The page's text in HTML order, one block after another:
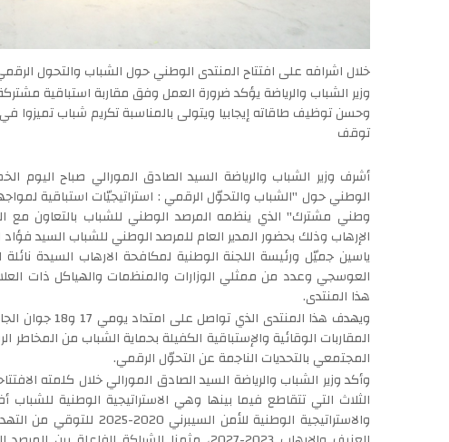
خلال اشرافه على افتتاح المنتدى الوطني حول الشباب والتحول
وزير الشباب والرياضة يؤكد ضرورة العمل وفق مقاربة استباقية
توقف
الوطني حول "الشباب والتحوّل الرقمي : استراتيجيّات استباقية
وطني مشترك" الذي ينظمه المرصد الوطني للشباب بالتعاون مع
الإرهاب وذلك بحضور المدير العام للمرصد الوطني للشباب السيد فؤاد
ياسين جميّل ورئيسة اللجنة الوطنية لمكافحة الارهاب السيدة
العوسجي وعدد من ممثلي الوزارات والمنظمات والهياكل ذات
هذا المنتدى.
ويهدف هذا
المقاربات الوقائية والإستباقية الكفيلة بحماية الشباب من
المجتمعي بالتحديات الناجمة عن التحوّل الرقمي.
وأكد وزير الشباب والرياضة السيد الصادق المورالي خلال كلمته
والاستراتيجية الوطنية